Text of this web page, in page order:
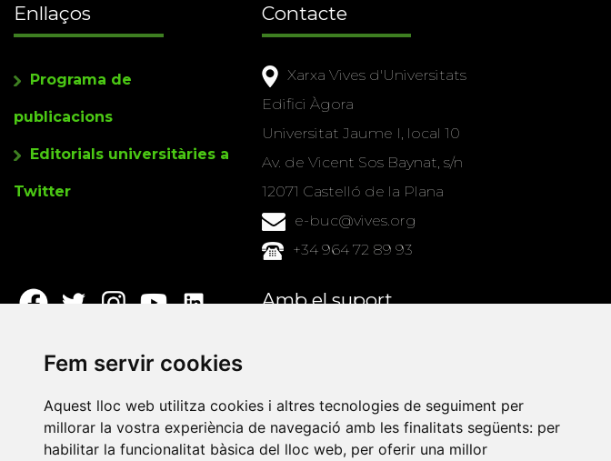
Fem servir cookies
Aquest lloc web utilitza cookies i altres tecnologies de seguiment per
millorar la vostra experiència de navegació amb les finalitats següents: per
habilitar la funcionalitat bàsica del lloc web, per oferir una millor
Enllaços
Programa de
publicacions
Editorials universitàries a
Twitter
Contacte
Xarxa Vives d'Universitats
Edifici Àgora
Universitat Jaume I, local 10
Av. de Vicent Sos Baynat, s/n
12071 Castelló de la Plana
e-buc@vives.org
+34 964 72 89 93
Amb el suport